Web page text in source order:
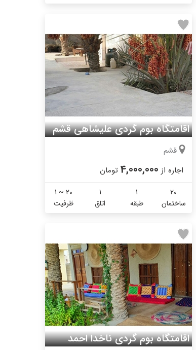
اقامتگاه بوم گردی علیشاهی قشم
قشم
اجاره از 4,000,000 تومان
20
ساختمان
1
طبقه
1
اتاق
1 ~ 20
ظرفیت
اقامتگاه بوم گردی ناخدا احمد